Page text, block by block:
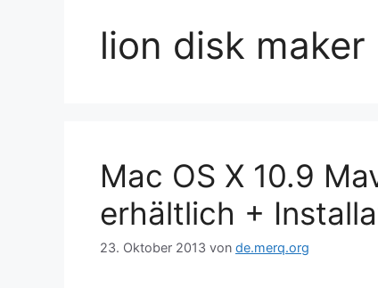
lion disk maker
Mac OS X 10.9
erhältlich +
23. Oktober 2013 von de.merq.org